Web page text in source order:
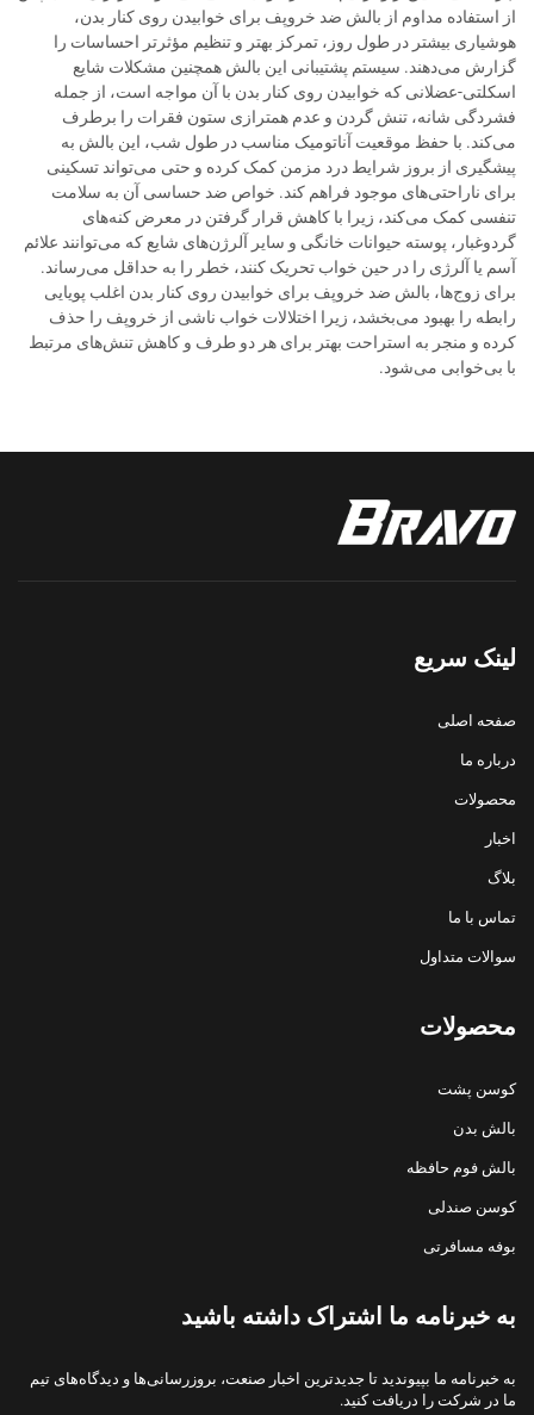
از استفاده مداوم از بالش ضد خروپف برای خوابیدن روی کنار بدن،
هوشیاری بیشتر در طول روز، تمرکز بهتر و تنظیم مؤثرتر احساسات را
گزارش می‌دهند. سیستم پشتیبانی این بالش همچنین مشکلات شایع
اسکلتی-عضلانی که خوابیدن روی کنار بدن با آن مواجه است، از جمله
فشردگی شانه، تنش گردن و عدم همترازی ستون فقرات را برطرف
می‌کند. با حفظ موقعیت آناتومیک مناسب در طول شب، این بالش به
پیشگیری از بروز شرایط درد مزمن کمک کرده و حتی می‌تواند تسکینی
برای ناراحتی‌های موجود فراهم کند. خواص ضد حساسی آن به سلامت
تنفسی کمک می‌کند، زیرا با کاهش قرار گرفتن در معرض کنه‌های
گردوغبار، پوسته حیوانات خانگی و سایر آلرژن‌های شایع که می‌توانند علائم
آسم یا آلرژی را در حین خواب تحریک کنند، خطر را به حداقل می‌رساند.
برای زوج‌ها، بالش ضد خروپف برای خوابیدن روی کنار بدن اغلب پویایی
رابطه را بهبود می‌بخشد، زیرا اختلالات خواب ناشی از خروپف را حذف
کرده و منجر به استراحت بهتر برای هر دو طرف و کاهش تنش‌های مرتبط
با بی‌خوابی می‌شود.
لینک سریع
صفحه اصلی
درباره ما
محصولات
اخبار
بلاگ
تماس با ما
سوالات متداول
محصولات
کوسن پشت
بالش بدن
بالش فوم حافظه
کوسن صندلی
بوفه مسافرتی
به خبرنامه ما اشتراک داشته باشید
به خبرنامه ما بپیوندید تا جدیدترین اخبار صنعت، بروزرسانی‌ها و دیدگاه‌های تیم
ما در شرکت را دریافت کنید.